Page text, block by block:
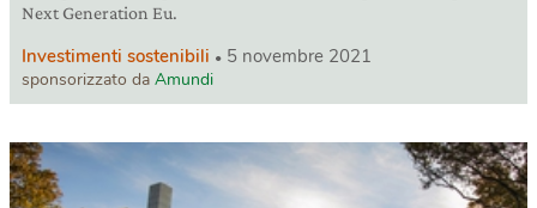
Next Generation Eu.
Investimenti sostenibili 5 novembre 2021
sponsorizzato da Amundi